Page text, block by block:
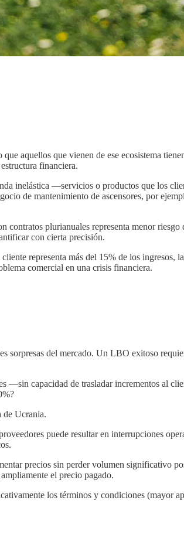
aquellos que vienen de ese ecosistema
financiera.
inelástica —servicios o productos que los
de mantenimiento de ascensores, por
plurianuales representa menor
con cierta precisión.
representa más del 15% de los ingresos,
comercial en una crisis financiera.
del mercado. Un LBO exitoso
—sin capacidad de trasladar incrementos al
de Ucrania.
puede resultar en interrupciones
precios sin perder volumen significativo
el precio pagado.
los términos y condiciones (mayor